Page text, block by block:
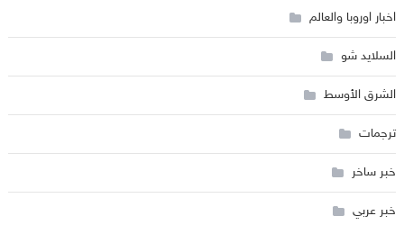
اخبار اوروبا والعالم
السلايد شو
الشرق الأوسط
ترجمات
خبر ساخر
خبر عربي